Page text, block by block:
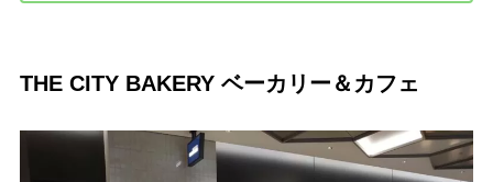
THE CITY BAKERY ベーカリー＆カフェ